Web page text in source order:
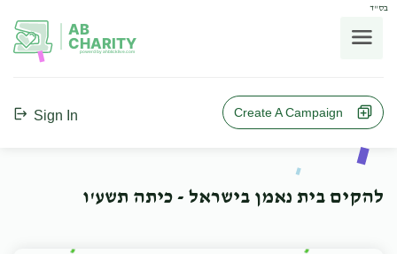
בס"ד
AB
CHARITY
powerd by ahblicklive.com
Sign In Create A Campaign
להקים בית נאמן בישראל - כיתה תשע'ו